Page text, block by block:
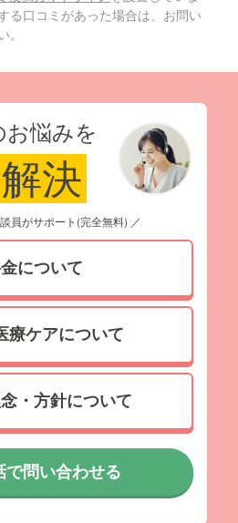
る口コミがあった場合は、お問い
お悩みを
決
員がサポート(完全無料) ／
について
療ケアについて
・方針について
で問い合わせる